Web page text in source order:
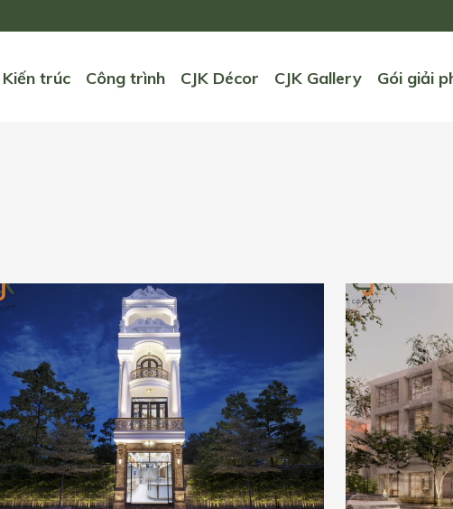
Kiến trúc Công trình CJK Décor CJK Gallery Gói giải